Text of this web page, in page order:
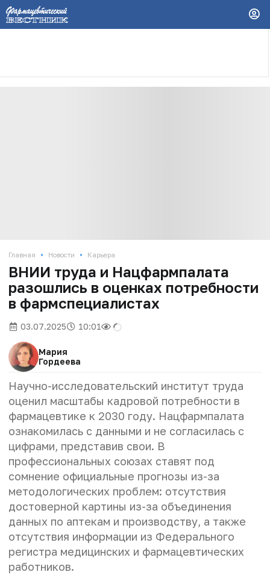
Главная • Новости • Карьера
ВНИИ труда и Нацфармпалата
разошлись в оценках потребности
в фармспециалистах
03.07.2025 10:01
Мария
Гордеева
Научно-исследовательский институт труда
оценил масштабы кадровой потребности в
фармацевтике к 2030 году. Нацфармпалата
ознакомилась с данными и не согласилась с
цифрами, представив свои. В
профессиональных союзах ставят под
сомнение официальные прогнозы из-за
методологических проблем: отсутствия
достоверной картины из-за объединения
данных по аптекам и производству, а также
отсутствия информации из Федерального
регистра медицинских и фармацевтических
работников.